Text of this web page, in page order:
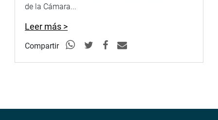
de la Cámara...
Leer más >
Compartir